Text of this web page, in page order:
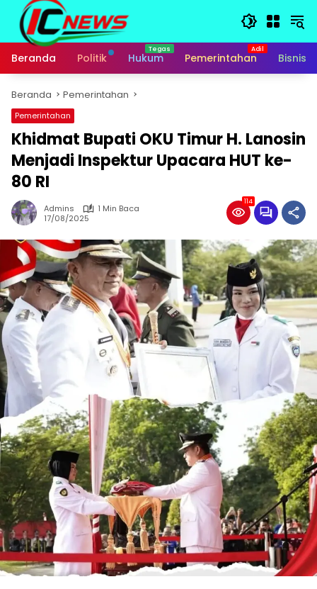
Langsung
konten
Beranda
Politik Hukum Pemerintahan Bisnis
Beranda Pemerintahan
Pemerintahan
Khidmat Bupati OKU Timur H. Lanosin
Menjadi Inspektur Upacara HUT ke-
80 RI
Admins
1 Min Baca
17/08/2025
114